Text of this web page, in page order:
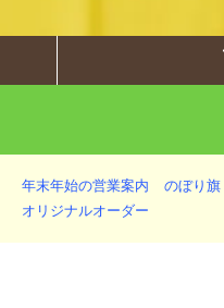
年末年始の営業案内 のぼり旗
オリジナルオーダー